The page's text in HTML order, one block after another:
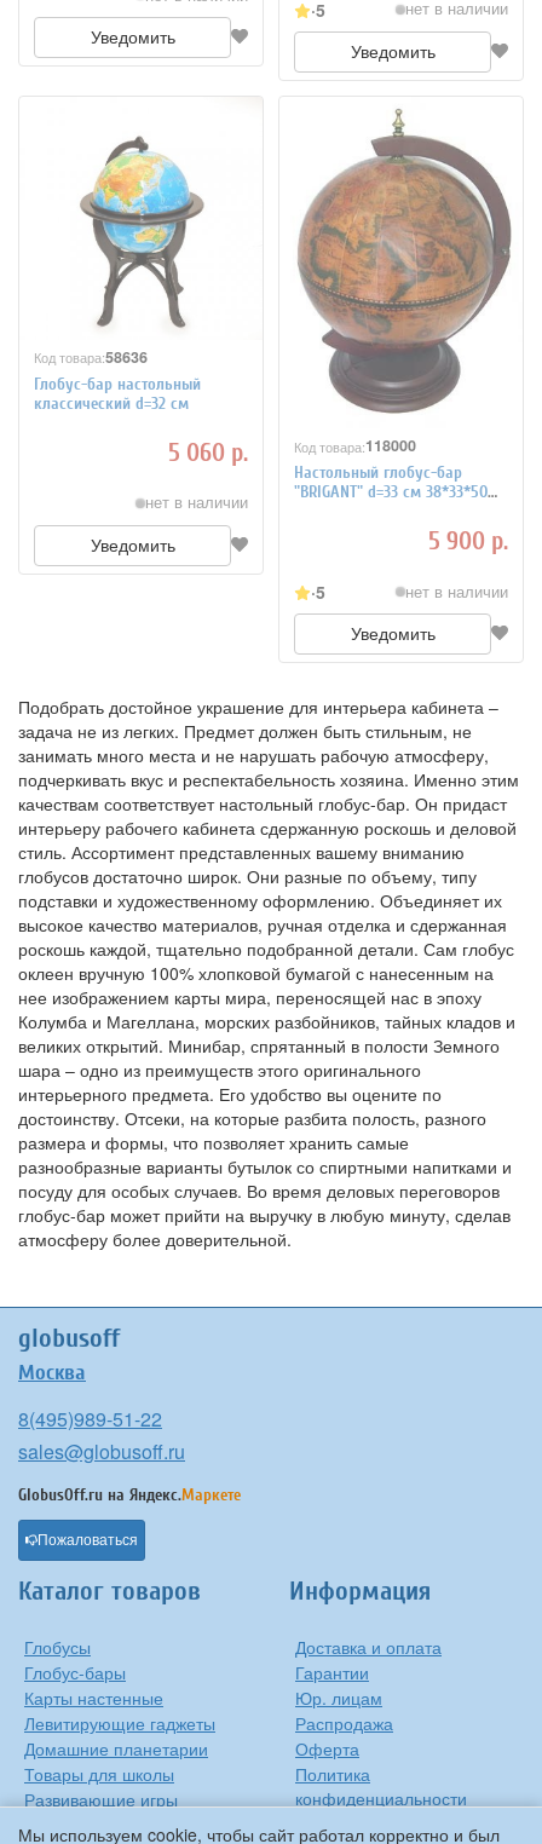
Мы используем cookie, чтобы сайт работал корректно и был
Уведомить
5 нет в наличии
Уведомить
Код товара:58636
Глобус-бар настольный
классический d=32 см
5 060 р.
нет в наличии
Уведомить
Код товара:118000
Настольный глобус-бар
"BRIGANT" d=33 см 38*33*50
5 900 р.
5 нет в наличии
Уведомить
Подобрать достойное украшение для интерьера кабинета –
задача не из легких. Предмет должен быть стильным, не
занимать много места и не нарушать рабочую атмосферу,
подчеркивать вкус и респектабельность хозяина. Именно этим
качествам соответствует настольный глобус-бар. Он придаст
интерьеру рабочего кабинета сдержанную роскошь и деловой
стиль. Ассортимент представленных вашему вниманию
глобусов достаточно широк. Они разные по объему, типу
подставки и художественному оформлению. Объединяет их
высокое качество материалов, ручная отделка и сдержанная
роскошь каждой, тщательно подобранной детали. Сам глобус
оклеен вручную 100% хлопковой бумагой с нанесенным на
нее изображением карты мира, переносящей нас в эпоху
Колумба и Магеллана, морских разбойников, тайных кладов и
великих открытий. Минибар, спрятанный в полости Земного
шара – одно из преимуществ этого оригинального
интерьерного предмета. Его удобство вы оцените по
достоинству. Отсеки, на которые разбита полость, разного
размера и формы, что позволяет хранить самые
разнообразные варианты бутылок со спиртными напитками и
посуду для особых случаев. Во время деловых переговоров
глобус-бар может прийти на выручку в любую минуту, сделав
атмосферу более доверительной.
globusoff
Москва
8(495)989-51-22
sales@globusoff.ru
GlobusOff.ru на Яндекс.Маркете
Пожаловаться
Каталог товаров
Глобусы
Глобус-бары
Карты настенные
Левитирующие гаджеты
Домашние планетарии
Товары для школы
Развивающие игры
Оригинальные игрушки
Информация
Доставка и оплата
Гарантии
Юр. лицам
Распродажа
Оферта
Политика
конфиденциальности
Контакты